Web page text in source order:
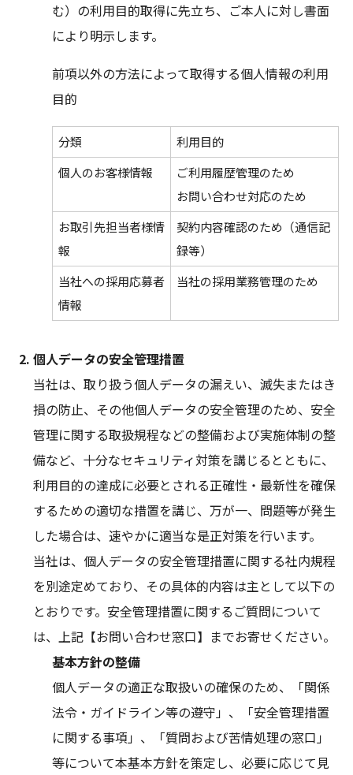
む）の利用目的取得に先立ち、ご本人に対し書面
により明示します。
前項以外の方法によって取得する個人情報の利用
目的
分類
利用目的
個人のお客様情報
ご利用履歴管理のため
お問い合わせ対応のため
お取引先担当者様情
報
契約内容確認のため（通信記
録等）
当社への採用応募者
情報
当社の採用業務管理のため
個人データの安全管理措置
当社は、取り扱う個人データの漏えい、滅失またはき
損の防止、その他個人データの安全管理のため、安全
管理に関する取扱規程などの整備および実施体制の整
備など、十分なセキュリティ対策を講じるとともに、
利用目的の達成に必要とされる正確性・最新性を確保
するための適切な措置を講じ、万が一、問題等が発生
した場合は、速やかに適当な是正対策を行います。
当社は、個人データの安全管理措置に関する社内規程
を別途定めており、その具体的内容は主として以下の
とおりです。安全管理措置に関するご質問について
は、上記【お問い合わせ窓口】までお寄せください。
基本方針の整備
個人データの適正な取扱いの確保のため、「関係
法令・ガイドライン等の遵守」、「安全管理措置
に関する事項」、「質問および苦情処理の窓口」
等について本基本方針を策定し、必要に応じて見